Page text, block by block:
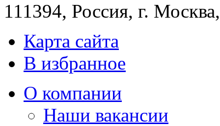
111394, Россия, г. Москва
Карта сайта
В избранное
О компании
Наши вакансии